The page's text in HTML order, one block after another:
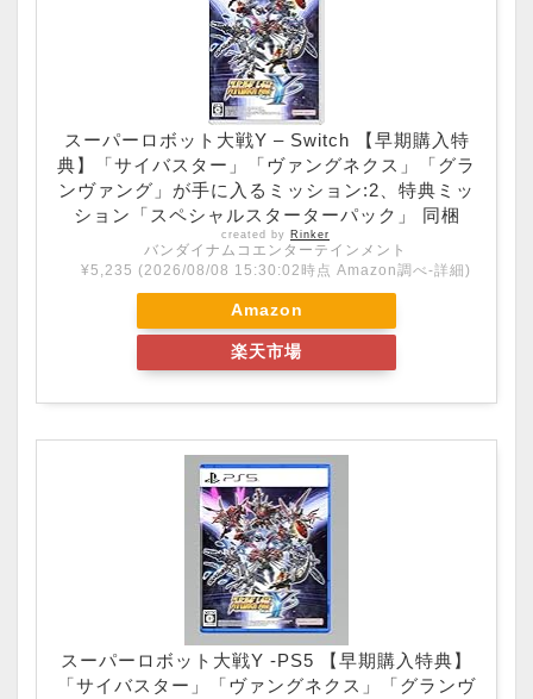
スーパーロボット大戦Y – Switch 【早期購入特
典】「サイバスター」「ヴァングネクス」「グラ
ンヴァング」が手に入るミッション:2、特典ミッ
ション「スペシャルスターターパック」 同梱
created by Rinker
バンダイナムコエンターテインメント
¥5,235 (2026/08/08 15:30:02時点 Amazon調べ-詳細)
Amazon
楽天市場
スーパーロボット大戦Y -PS5 【早期購入特典】
「サイバスター」「ヴァングネクス」「グランヴ